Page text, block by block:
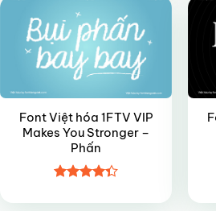
Font Việt hóa 1FTV VIP
Makes You Stronger –
Phấn
hạng4.35